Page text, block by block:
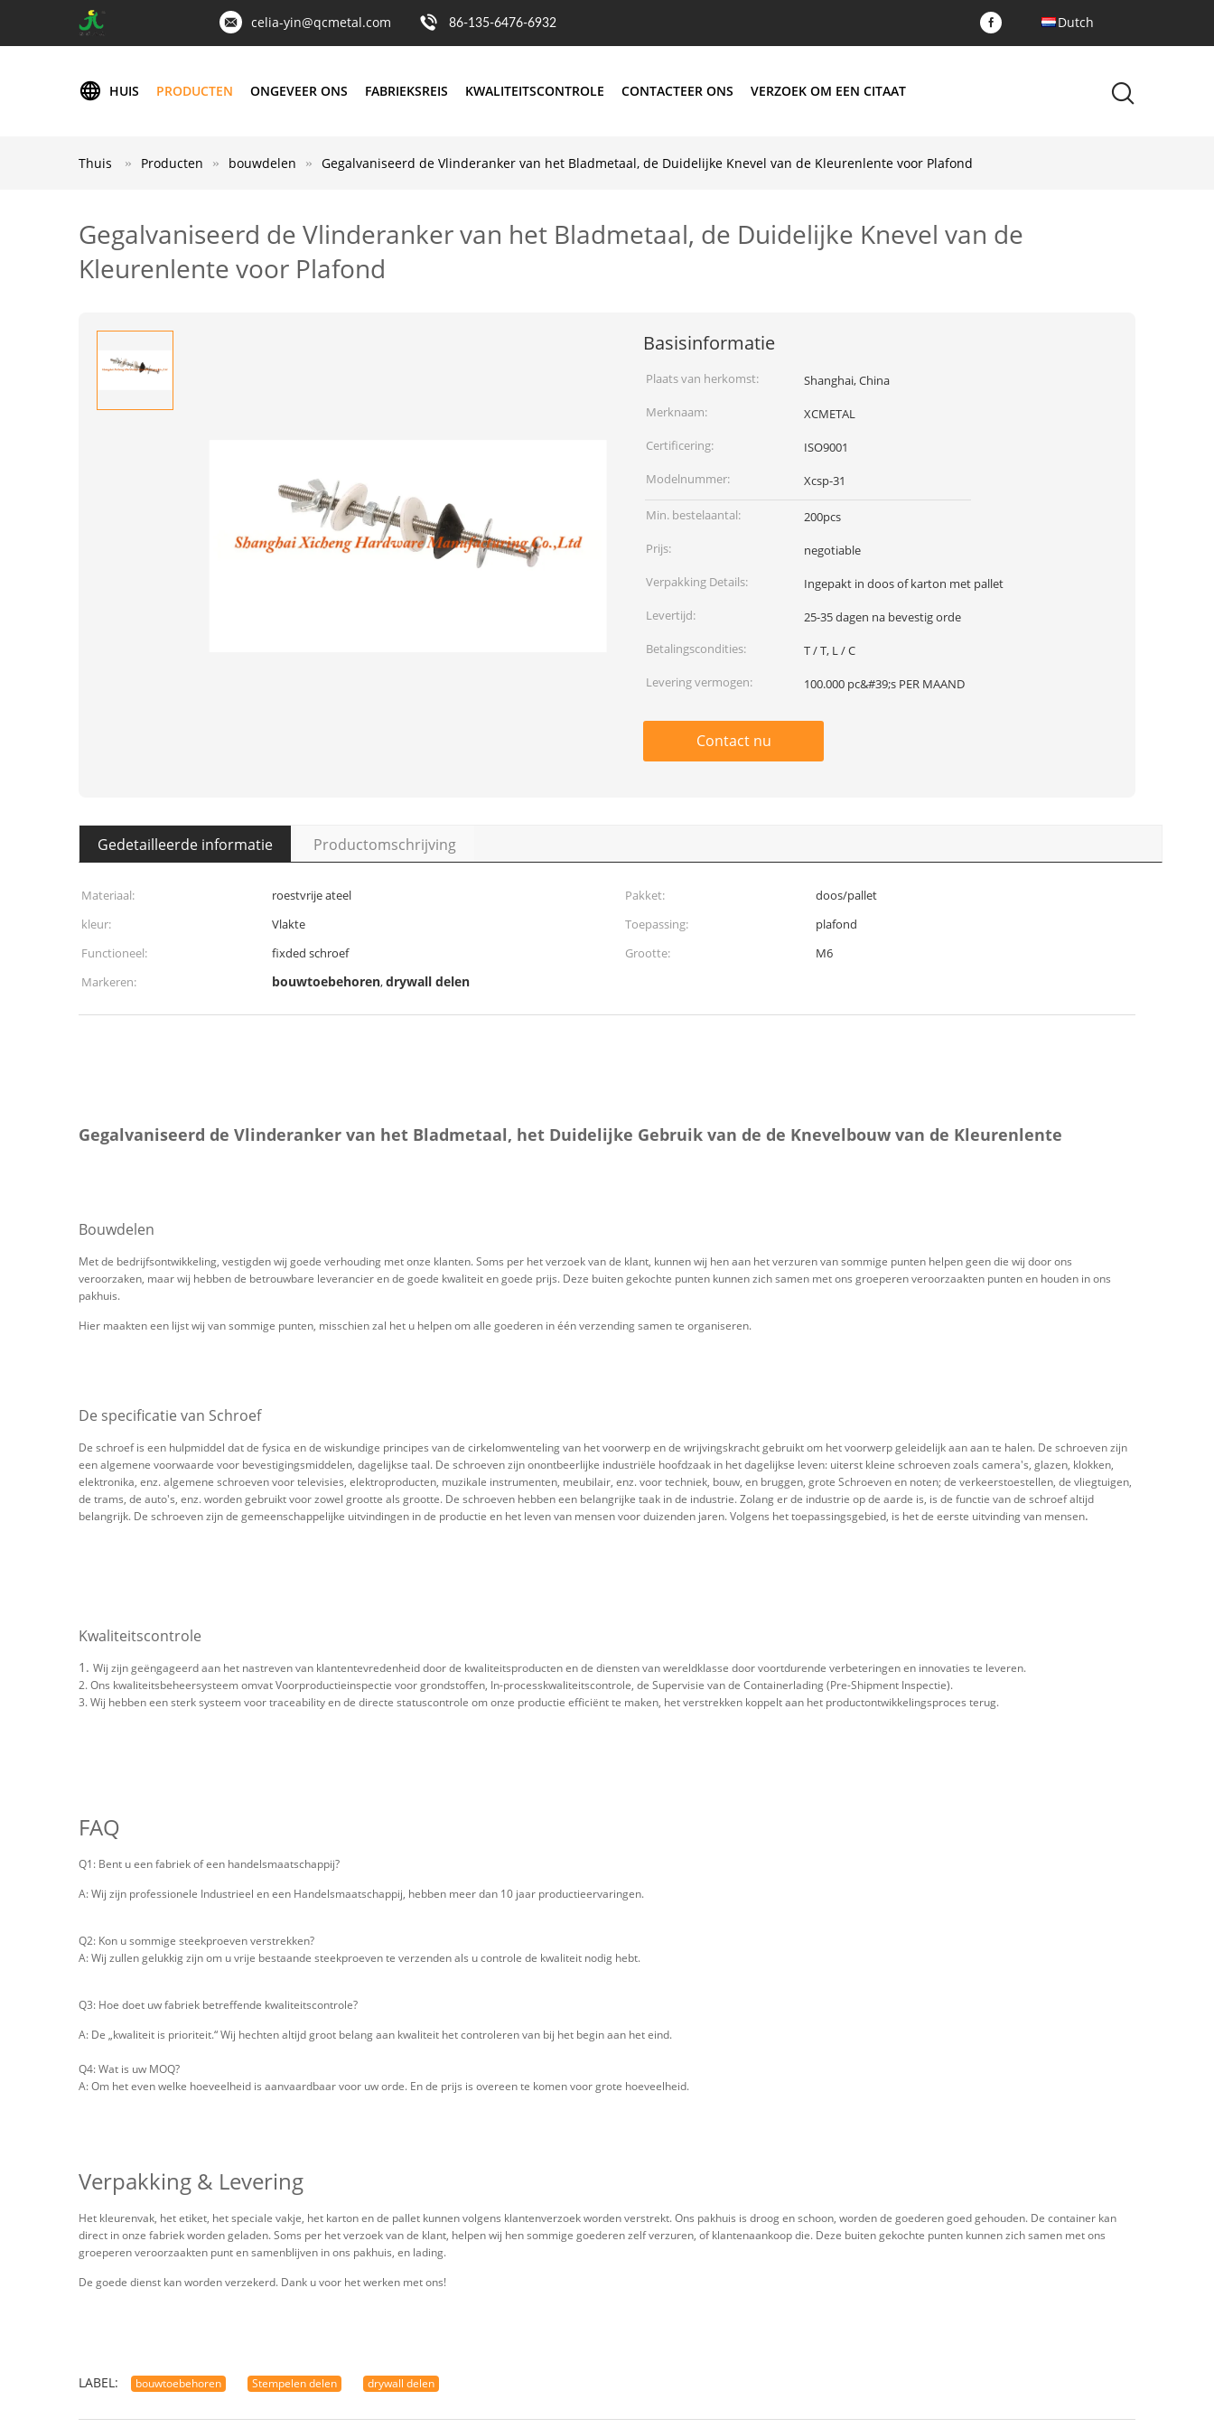
celia-yin@qcmetal.com 86-135-6476-6932 Dutch
HUIS PRODUCTEN ONGEVEER ONS FABRIEKSREIS KWALITEITSCONTROLE CONTACTEER ONS VERZOEK OM EEN CITAAT
Thuis Producten bouwdelen Gegalvaniseerd de Vlinderanker van het Bladmetaal, de Duidelijke Knevel van de Kleurenlente voor Plafond
Gegalvaniseerd de Vlinderanker van het Bladmetaal, de Duidelijke Knevel van de
Kleurenlente voor Plafond
Basisinformatie
Plaats van herkomst:
Shanghai, China
Merknaam:
XCMETAL
Certificering:
ISO9001
Modelnummer:
Xcsp-31
Min. bestelaantal:
200pcs
Prijs:
negotiable
Verpakking Details:
Ingepakt in doos of karton met pallet
Levertijd:
25-35 dagen na bevestig orde
Betalingscondities:
T / T, L / C
Levering vermogen:
100.000 pc&#39;s PER MAAND
Contact nu
Gedetailleerde informatie Productomschrijving
Materiaal: roestvrije ateel Pakket:
doos/pallet
kleur:
Vlakte Toepassing:
plafond
Functioneel:
fixded schroef Grootte:
M6
Markeren:
bouwtoebehoren,drywall delen
Gegalvaniseerd de Vlinderanker van het Bladmetaal, het Duidelijke Gebruik van de de Knevelbouw van de Kleurenlente
Bouwdelen
Met de bedrijfsontwikkeling, vestigden wij goede verhouding met onze klanten. Soms per het verzoek van de klant, kunnen wij hen aan het verzuren van sommige punten helpen geen die wij door ons
veroorzaken, maar wij hebben de betrouwbare leverancier en de goede kwaliteit en goede prijs. Deze buiten gekochte punten kunnen zich samen met ons groeperen veroorzaakten punten en houden in ons
pakhuis.
Hier maakten een lijst wij van sommige punten, misschien zal het u helpen om alle goederen in één verzending samen te organiseren.
De specificatie van Schroef
De schroef is een hulpmiddel dat de fysica en de wiskundige principes van de cirkelomwenteling van het voorwerp en de wrijvingskracht gebruikt om het voorwerp geleidelijk aan aan te halen. De schroeven zijn
een algemene voorwaarde voor bevestigingsmiddelen, dagelijkse taal. De schroeven zijn onontbeerlijke industriële hoofdzaak in het dagelijkse leven: uiterst kleine schroeven zoals camera's, glazen, klokken,
elektronika, enz. algemene schroeven voor televisies, elektroproducten, muzikale instrumenten, meubilair, enz. voor techniek, bouw, en bruggen, grote Schroeven en noten; de verkeerstoestellen, de vliegtuigen,
de trams, de auto's, enz. worden gebruikt voor zowel grootte als grootte. De schroeven hebben een belangrijke taak in de industrie. Zolang er de industrie op de aarde is, is de functie van de schroef altijd
belangrijk. De schroeven zijn de gemeenschappelijke uitvindingen in de productie en het leven van mensen voor duizenden jaren. Volgens het toepassingsgebied, is het de eerste uitvinding van mensen.
Kwaliteitscontrole
1. Wij zijn geëngageerd aan het nastreven van klantentevredenheid door de kwaliteitsproducten en de diensten van wereldklasse door voortdurende verbeteringen en innovaties te leveren.
2. Ons kwaliteitsbeheersysteem omvat Voorproductieinspectie voor grondstoffen, In-processkwaliteitscontrole, de Supervisie van de Containerlading (Pre-Shipment Inspectie).
3. Wij hebben een sterk systeem voor traceability en de directe statuscontrole om onze productie efficiënt te maken, het verstrekken koppelt aan het productontwikkelingsproces terug.
FAQ
Q1: Bent u een fabriek of een handelsmaatschappij?
A: Wij zijn professionele Industrieel en een Handelsmaatschappij, hebben meer dan 10 jaar productieervaringen.
Q2: Kon u sommige steekproeven verstrekken?
A: Wij zullen gelukkig zijn om u vrije bestaande steekproeven te verzenden als u controle de kwaliteit nodig hebt.
Q3: Hoe doet uw fabriek betreffende kwaliteitscontrole?
A: De „kwaliteit is prioriteit.“ Wij hechten altijd groot belang aan kwaliteit het controleren van bij het begin aan het eind.
Q4: Wat is uw MOQ?
A: Om het even welke hoeveelheid is aanvaardbaar voor uw orde. En de prijs is overeen te komen voor grote hoeveelheid.
Verpakking & Levering
Het kleurenvak, het etiket, het speciale vakje, het karton en de pallet kunnen volgens klantenverzoek worden verstrekt. Ons pakhuis is droog en schoon, worden de goederen goed gehouden. De container kan
direct in onze fabriek worden geladen. Soms per het verzoek van de klant, helpen wij hen sommige goederen zelf verzuren, of klantenaankoop die. Deze buiten gekochte punten kunnen zich samen met ons
groeperen veroorzaakten punt en samenblijven in ons pakhuis, en lading.
De goede dienst kan worden verzekerd. Dank u voor het werken met ons!
LABEL: bouwtoebehoren Stempelen delen drywall delen